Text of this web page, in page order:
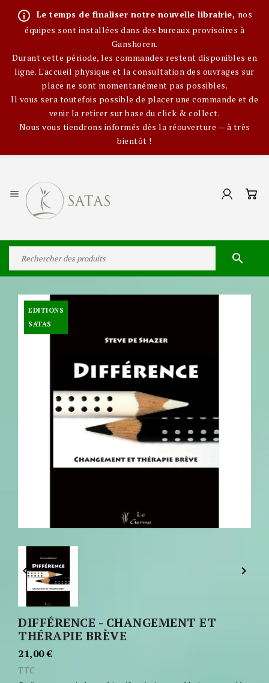
info_outline Le temps de finaliser notre nouvelle librairie, nos
équipes sont installées dans des bureaux provisoires à
Ganshoren.
Durant cette période, les commandes restent disponibles en
ligne. L'accueil physique et la consultation des ouvrages sur
place ne sont momentanément pas possibles.
Il vous sera toutefois possible de placer une commande et de
venir la retirer sur base du click & collect.
Nous vous tiendrons informés dès la réouverture — à très
bientôt !


EDITIONS
SATAS
 
DIFFÉRENCE - CHANGEMENT ET
THÉRAPIE BRÈVE
21,00 €
TTC